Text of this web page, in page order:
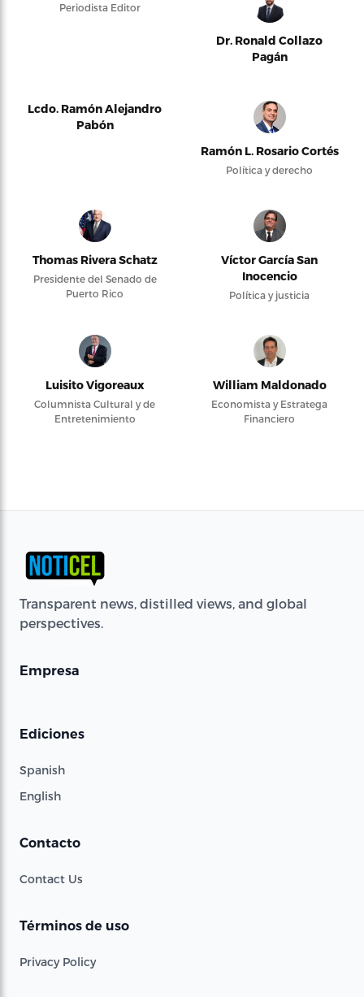
Periodista Editor
Dr. Ronald Collazo
Pagán
Lcdo. Ramón Alejandro
Pabón
Ramón L. Rosario Cortés
Política y derecho
Thomas Rivera Schatz
Presidente del Senado de
Puerto Rico
Víctor García San
Inocencio
Política y justicia
Luisito Vigoreaux
Columnista Cultural y de
Entretenimiento
William Maldonado
Economista y Estratega
Financiero
Transparent news, distilled views, and global
perspectives.
Empresa
Ediciones
Spanish
English
Contacto
Contact Us
Términos de uso
Privacy Policy